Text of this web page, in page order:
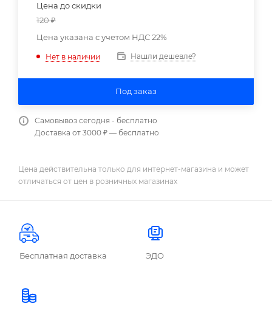
Цена до скидки
120₽
Цена указана с учетом НДС 22%
Нет в наличии Нашли дешевле?
Под заказ
Самовывоз сегодня - бесплатно
Доставка от 3000 ₽ — бесплатно
Цена действительна только для интернет-магазина и может
отличаться от цен в розничных магазинах
Бесплатная доставка ЭДО